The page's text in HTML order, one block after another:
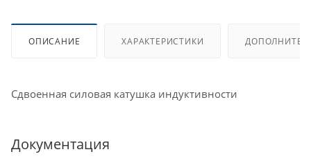
ОПИСАНИЕ ХАРАКТЕРИСТИКИ
Сдвоенная силовая катушка индуктивности
Документация